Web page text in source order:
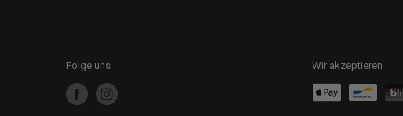
Folge uns Wir akzeptieren